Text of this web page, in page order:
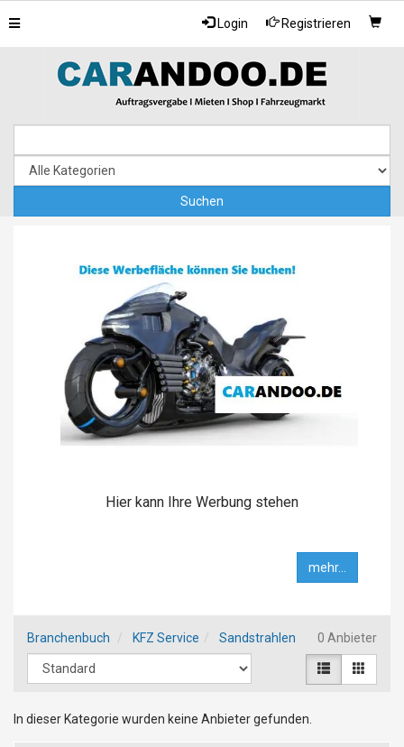
Login Registrieren
Toggle
navigation
Hier kann Ihre Werbung stehen
mehr...
Branchenbuch KFZ Service Sandstrahlen 0 Anbieter
In dieser Kategorie wurden keine Anbieter gefunden.